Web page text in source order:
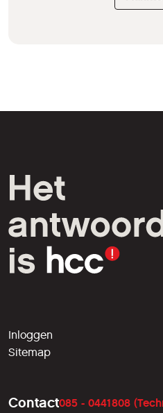
Inloggen
Sitemap
Contact085 - 0441808